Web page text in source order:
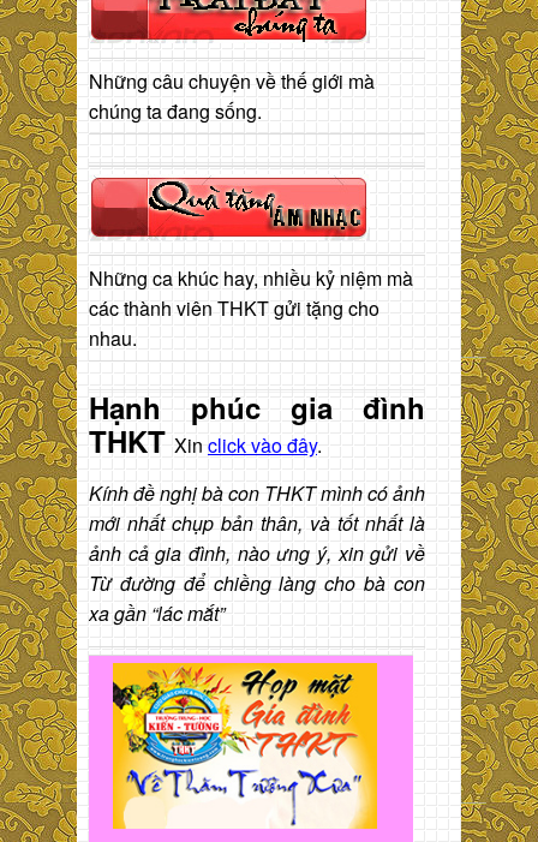
Những câu chuyện về thế giới mà
chúng ta đang sống.
Những ca khúc hay, nhiều kỷ niệm mà
các thành viên THKT gửi tặng cho
nhau.
Hạnh phúc gia đình
THKT Xin click vào đây.
Kính đề nghị bà con THKT mình có ảnh
mới nhất chụp bản thân, và tốt nhất là
ảnh cả gia đình, nào ưng ý, xin gửi về
Từ đường để chiềng làng cho bà con
xa gần “lác mắt”